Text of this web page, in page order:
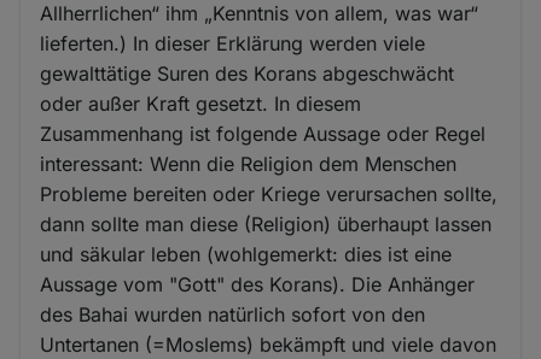
Allherrlichen“ ihm „Kenntnis von allem, was war“
lieferten.) In dieser Erklärung werden viele
gewalttätige Suren des Korans abgeschwächt
oder außer Kraft gesetzt. In diesem
Zusammenhang ist folgende Aussage oder Regel
interessant: Wenn die Religion dem Menschen
Probleme bereiten oder Kriege verursachen sollte,
dann sollte man diese (Religion) überhaupt lassen
und säkular leben (wohlgemerkt: dies ist eine
Aussage vom "Gott" des Korans). Die Anhänger
des Bahai wurden natürlich sofort von den
Untertanen (=Moslems) bekämpft und viele davon